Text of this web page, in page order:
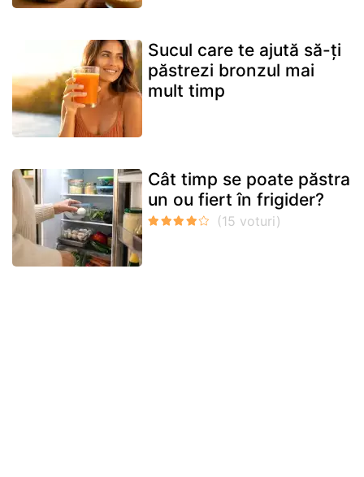
Sucul care te ajută să-ți
păstrezi bronzul mai
mult timp
Cât timp se poate păstra
un ou fiert în frigider?